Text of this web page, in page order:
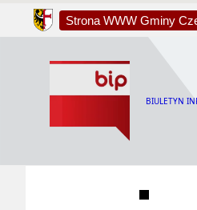
Strona WWW Gminy
BIULETYN